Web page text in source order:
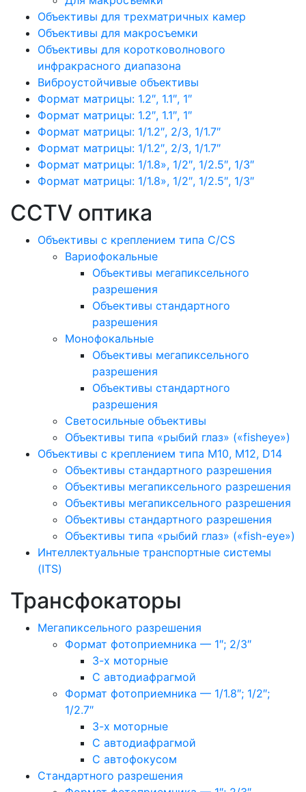
Объективы для трехматричных камер
Объективы для макросъемки
Объективы для коротковолнового
инфракрасного диапазона
Виброустойчивые объективы
Формат матрицы: 1.2″, 1.1″, 1″
Формат матрицы: 1.2″, 1.1″, 1″
Формат матрицы: 1/1.2″, 2/3, 1/1.7″
Формат матрицы: 1/1.2″, 2/3, 1/1.7″
Формат матрицы: 1/1.8», 1/2″, 1/2.5″, 1/3″
Формат матрицы: 1/1.8», 1/2″, 1/2.5″, 1/3″
CCTV оптика
Объективы с креплением типа C/CS
Вариофокальные
Объективы мегапиксельного
разрешения
Объективы стандартного
разрешения
Монофокальные
Объективы мегапиксельного
разрешения
Объективы стандартного
разрешения
Светосильные объективы
Объективы типа «рыбий глаз» («fisheye»)
Объективы с креплением типа M10, M12, D14
Объективы стандартного разрешения
Объективы мегапиксельного разрешения
Объективы мегапиксельного разрешения
Объективы стандартного разрешения
Объективы типа «рыбий глаз» («fish-eye»)
Интеллектуальные транспортные системы
(ITS)
Трансфокаторы
Мегапиксельного разрешения
Формат фотоприемника — 1″; 2/3″
3-х моторные
С автодиафрагмой
Формат фотоприемника — 1/1.8″; 1/2″;
1/2.7″
3-х моторные
С автодиафрагмой
С автофокусом
Стандартного разрешения